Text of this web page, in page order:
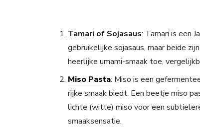
Tamari of Sojasaus: Tamari is een
gebruikelijke sojasaus, maar beide
heerlijke umami-smaak toe,
Miso Pasta: Miso is een
rijke smaak biedt. Een beetje miso
lichte (witte) miso voor een
smaaksensatie.